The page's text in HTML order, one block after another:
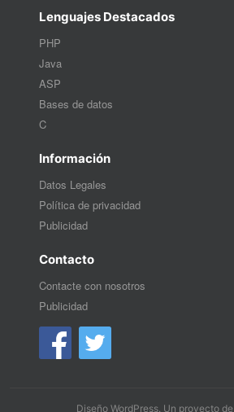
Lenguajes Destacados
PHP
Java
ASP
Bases de datos
C
Información
Datos Legales
Política de privacidad
Publicidad
Contacto
Contacte con nosotros
Publicidad
Diseño WordPress. Un proyecto de